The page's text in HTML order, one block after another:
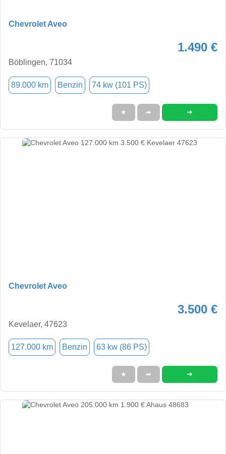
Chevrolet Aveo
1.490 €
Böblingen, 71034
89.000 km Benzin 74 kw (101 PS)
★ ➦ ➜
Chevrolet Aveo
3.500 €
Kevelaer, 47623
127.000 km Benzin 63 kw (86 PS)
★ ➦ ➜